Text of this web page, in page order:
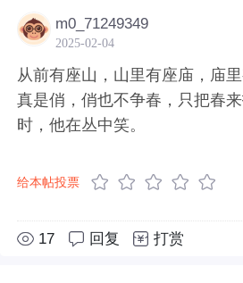
m0_71249349
2025-02-04
从前有座山，山里有座庙，庙
真是俏，俏也不争春，只把春
时，他在丛中笑。​
给本帖投票
17 回复 打赏